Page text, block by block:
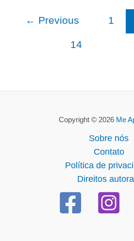
← Previous 1
14
Copyright © 2026 Me
Sobre nós
Contato
Política de
Direitos